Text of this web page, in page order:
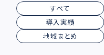
すべて
導入実績
地域まとめ